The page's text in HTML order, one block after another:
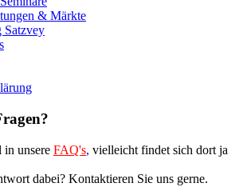
& Märkte
Satzvey
in unsere FAQ's, vielleicht findet sich dort ja
dabei? Kontaktieren Sie uns gerne.